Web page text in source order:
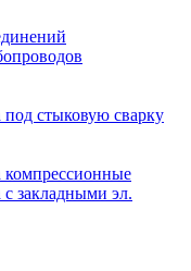
стыковую сварку
закладными эл.